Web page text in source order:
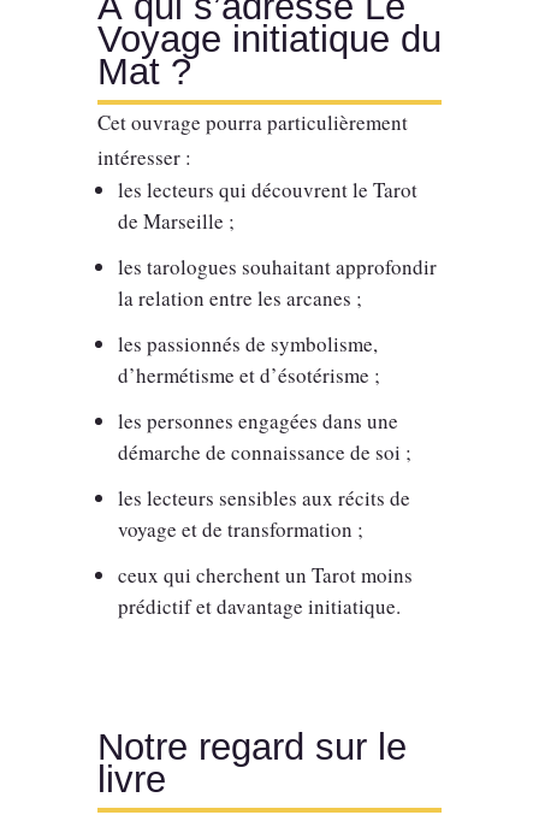
Voyage initiatique du
Mat ?
Cet ouvrage pourra particulièrement
intéresser :
les lecteurs qui découvrent le Tarot
de Marseille ;
les tarologues souhaitant approfondir
la relation entre les arcanes ;
les passionnés de symbolisme,
d’hermétisme et d’ésotérisme ;
les personnes engagées dans une
démarche de connaissance de soi ;
les lecteurs sensibles aux récits de
voyage et de transformation ;
ceux qui cherchent un Tarot moins
prédictif et davantage initiatique.
Notre regard sur le
livre